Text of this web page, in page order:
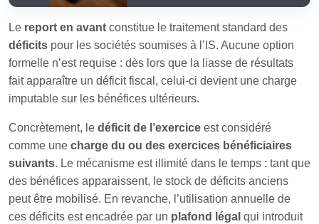
Le report en avant constitue le traitement standard des
déficits pour les sociétés soumises à l’IS. Aucune option
formelle n’est requise : dès lors que la liasse de résultats
fait apparaître un déficit fiscal, celui‑ci devient une charge
imputable sur les bénéfices ultérieurs.
Concrètement, le déficit de l’exercice est considéré
comme une charge du ou des exercices bénéficiaires
suivants. Le mécanisme est illimité dans le temps : tant que
des bénéfices apparaissent, le stock de déficits anciens
peut être mobilisé. En revanche, l’utilisation annuelle de
ces déficits est encadrée par un plafond légal qui introduit